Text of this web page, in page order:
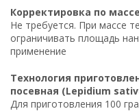
Корректировка по
Не требуется. При массе
ограничивать площадь
применение
Технология
посевная (Lepidium
Для приготовления 100